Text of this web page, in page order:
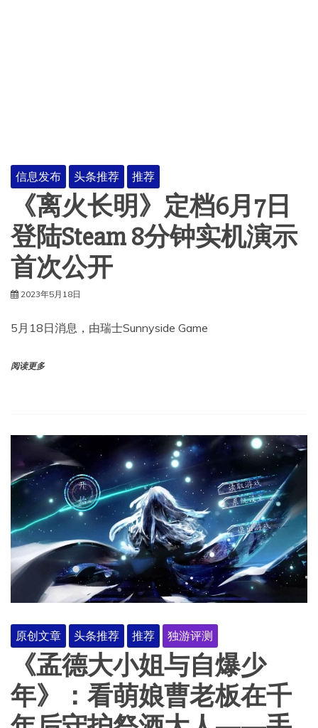
信息发布 头条推荐 推荐
《离火长明》定档6月7日
登陆Steam 8分钟实机演示
首次公开
2023年5月18日
5月18日消息，由瑞士Sunnyside Game
阅读更多
原创文章 头条推荐 推荐 独游评测
《孟德大小姐与自爆少
年》：看萌娘曹老板在千